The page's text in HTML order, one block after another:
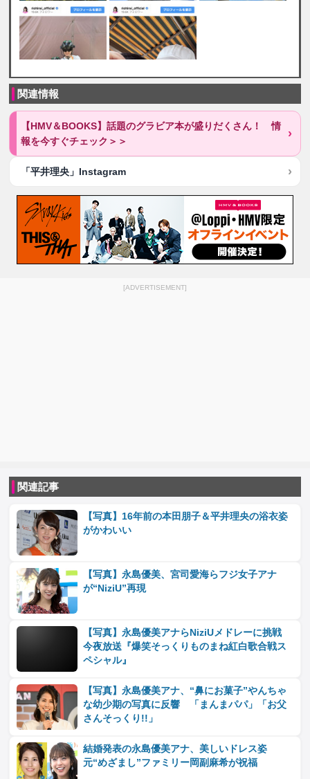
関連情報
【HMV＆BOOKS】話題のグラビア本が盛りだくさん！ 情
報を今すぐチェック＞＞
「平井理央」Instagram
[ADVERTISEMENT]
関連記事
【写真】16年前の本田朋子＆平井理央の浴衣姿
がかわいい
【写真】永島優美、宮司愛海らフジ女子アナ
が“NiziU”再現
【写真】永島優美アナらNiziUメドレーに挑戦
今夜放送『爆笑そっくりものまね紅白歌合戦ス
ペシャル』
【写真】永島優美アナ、“鼻にお菓子”やんちゃ
な幼少期の写真に反響 「まんまパパ」「お父
さんそっくり!!」
結婚発表の永島優美アナ、美しいドレス姿
元“めざまし”ファミリー岡副麻希が祝福